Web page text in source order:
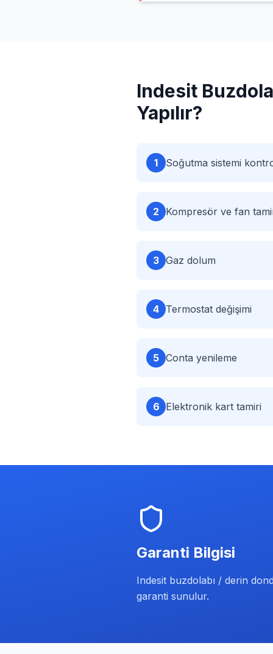
Indesit
Yapılır?
1 Soğutma sistemi
2 Kompresör ve fan
3 Gaz dolum
4 Termostat değişimi
5 Conta yenileme
6 Elektronik kart tamiri
Garanti Bilgisi
Indesit buzdolabı / derin
garanti sunulur.